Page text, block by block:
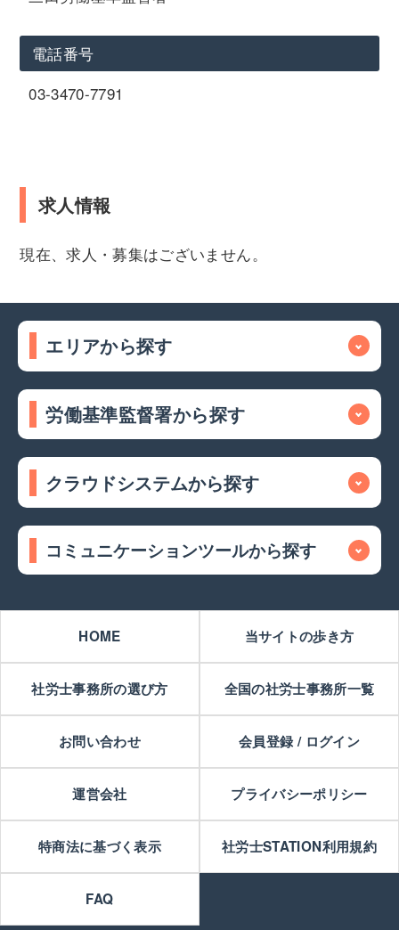
電話番号
03-3470-7791
求人情報
現在、求人・募集はございません。
エリアから探す
労働基準監督署から探す
クラウドシステムから探す
コミュニケーションツールから探す
HOME 当サイトの歩き方
社労士事務所の選び方 全国の社労士事務所一覧
お問い合わせ 会員登録 / ログイン
運営会社 プライバシーポリシー
特商法に基づく表示 社労士STATION利用規約
FAQ